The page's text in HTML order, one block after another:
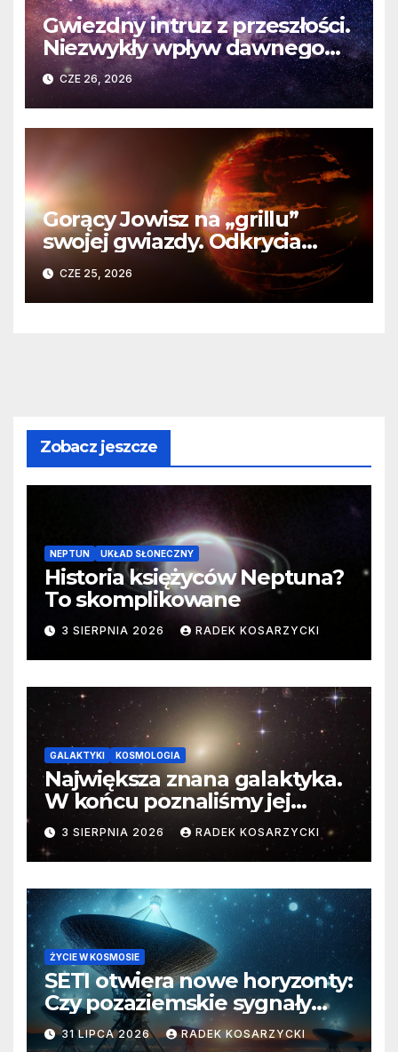
Gwiezdny intruz z przeszłości.
Niezwykły wpływ dawnego
spotkania na komety Układu
Słonecznego
CZE 26, 2026
Gorący Jowisz na „grillu”
swojej gwiazdy. Odkrycia
Teleskopu Webba o HD
80606 b
CZE 25, 2026
Zobacz jeszcze
NEPTUN UKŁAD SŁONECZNY
Historia księżyców Neptuna?
To skomplikowane
3 SIERPNIA 2026 RADEK KOSARZYCKI
GALAKTYKI KOSMOLOGIA
Największa znana galaktyka.
W końcu poznaliśmy jej
faktyczne wymiary
3 SIERPNIA 2026 RADEK KOSARZYCKI
ŻYCIE W KOSMOSIE
SETI otwiera nowe horyzonty:
Czy pozaziemskie sygnały
czekają w nieoczekiwanych
31 LIPCA 2026 RADEK KOSARZYCKI